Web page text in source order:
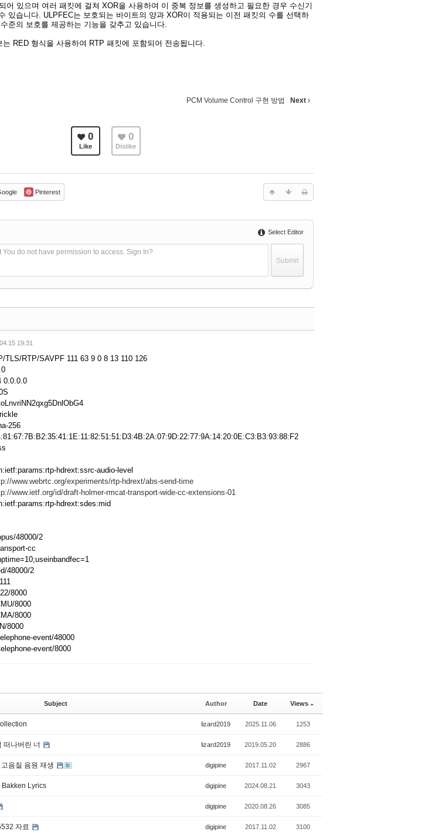
어 있으며 여러 패킷에 걸쳐 XOR을 사용하여 이 중복 정보를 생성하고 필요한 경우 수신기
있습니다. ULPFEC는 보호되는 바이트의 양과 XOR이 적용되는 이전 패킷의 수를 선택하
준의 보호를 제공하는 기능을 갖추고 있습니다.
RED 형식을 사용하여 RTP 패킷에 포함되어 전송됩니다.
PCM Volume Control 구현 방법 Next
0
Like
0
Dislike
Pinterest
Select Editor
You do not have permission to access. Sign In?
19:31
TLS/RTP/SAVPF 111 63 9 0 8 13 110 126
0.0.0.0
256
hdrext:ssrc-audio-level
www.webrtc.org/experiments/rtp-hdrext/abs-send-time
www.ietf.org/id/draft-holmer-rmcat-transport-wide-cc-extensions-01
hdrext:sdes:mid
48000/2
cc
48000/2
8000
8000
8000
8000
event/48000
event/8000
Subject Author Date Views
lizard2019 2025.11.06 1253
떠나버린 너 lizard2019 2019.05.20 2886
음질 음원 재생 digipine 2017.11.02 2967
Bakken Lyrics digipine 2024.08.21 3043
digipine 2020.08.26 3085
자료 digipine 2017.11.02 3100